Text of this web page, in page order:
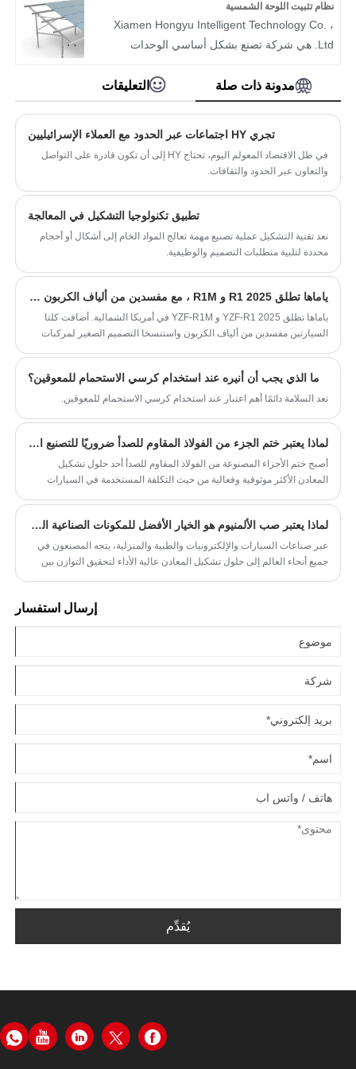
6063/6061/6005 ، إلخ.
الشكل: مربع ، جولة ، تخصيص الدعم
الدعم
سيناريوهات التطبيق: لوحات دوائر IC ، اللوحات الأم
Hongyu علاقات تعاون واسعة ومستقرة مع العديد
من العملاء المحليين والدوليين. يغطي عملنا أوروبا
والولايات المتحدة والشرق الأوسط وروسيا ومناطق
والاختبارية الشاملة.
النوع: شفرات مشرط
المواد: الكربون الصلب، الفولاذ المقاوم للصدأ.
العملية: ختم الصب يموت
نظام تثبيت اللوحة الشمسية
Xiamen Hongyu Intelligent Technology Co. ،
Ltd. هي شركة تصنع بشكل أساسي الوحدات
ينتج بشكل أساسي وحدات كهروضوئية عالية القوى
550-730 واط وأقواس الكهروضوئية. تشارك HY
الكهروضوئية للطاقة الشمسية على السطح. تشمل
المنتجات ذات الصلة خطافات سقف من الفولاذ
نوع المنتج: نظام تثبيت لوحة الطاقة الشمسية ،
اللكم ، القطع
المواد: سبيكة الألومنيوم ، الفولاذ المقاوم للصدأ
خدمة الخدمة: 20-25 سنة
مدونة ذات صلة التعليقات
تجري HY اجتماعات عبر الحدود مع العملاء الإسرائيليين
في ظل الاقتصاد المعولم اليوم، تحتاج HY إلى أن تكون قادرة على التواصل
والتعاون عبر الحدود والثقافات.
تطبيق تكنولوجيا التشكيل في المعالجة
تعد تقنية التشكيل عملية تصنيع مهمة تعالج المواد الخام إلى أشكال أو أحجام
محددة لتلبية متطلبات التصميم والوظيفية.
ياماها تطلق 2025 R1 و R1M ، مع مفسدين من ألياف الكربون ، وامتصاص الصدمات والفرامل
ياماها تطلق 2025 YZF-R1 و YZF-R1M في أمريكا الشمالية. أضافت كلتا
السيارتين مفسدين من ألياف الكربون واستنسخا التصميم الصغير لمركبات
ما الذي يجب أن أنيره عند استخدام كرسي الاستحمام للمعوقين؟
تعد السلامة دائمًا أهم اعتبار عند استخدام كرسي الاستحمام للمعوقين.
لماذا يعتبر ختم الجزء من الفولاذ المقاوم للصدأ ضروريًا للتصنيع الدقيق؟
أصبح ختم الأجزاء المصنوعة من الفولاذ المقاوم للصدأ أحد حلول تشكيل
المعادن الأكثر موثوقية وفعالية من حيث التكلفة المستخدمة في السيارات
Technology Co., Ltd. على تقديم جودة مستقرة وإنتاج عالي الكفاءة ودقة
أبعاد ثابتة.
لماذا يعتبر صب الألمنيوم هو الخيار الأفضل للمكونات الصناعية الحديثة؟
عبر صناعات السيارات والإلكترونيات والطبية والمنزلية، يتجه المصنعون في
جميع أنحاء العالم إلى حلول تشكيل المعادن عالية الأداء لتحقيق التوازن بين
قوالب صب الألومنيوم تشكيل منطق إنتاج الأجزاء الدقيقة المعقدة لعقود من
إرسال استفسار
يُقدِّم